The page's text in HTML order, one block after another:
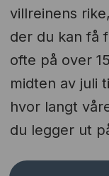
villreinens
der du kan få
ofte på over
midten av juli
hvor langt
du legger ut